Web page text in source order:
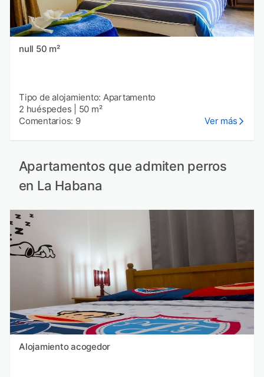
null 50 m²
Tipo de alojamiento: Apartamento
2 huéspedes
50 m²
Comentarios: 9
Ver más
Apartamentos que admiten perros
en La Habana
Alojamiento acogedor